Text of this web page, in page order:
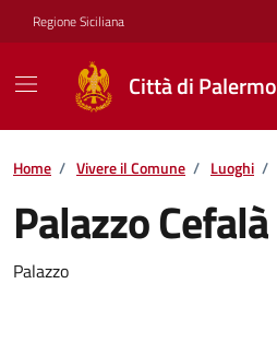
Vai ai contenuti
Vai al footer
Regione Siciliana
Città di Palermo
Home / Vivere il Comune / Luoghi /
Palazzo Cefalà
Palazzo